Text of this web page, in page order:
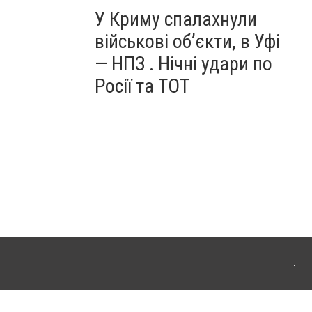
У Криму спалахнули
військові об’єкти, в Уфі
— НПЗ . Нічні удари по
Росії та ТОТ